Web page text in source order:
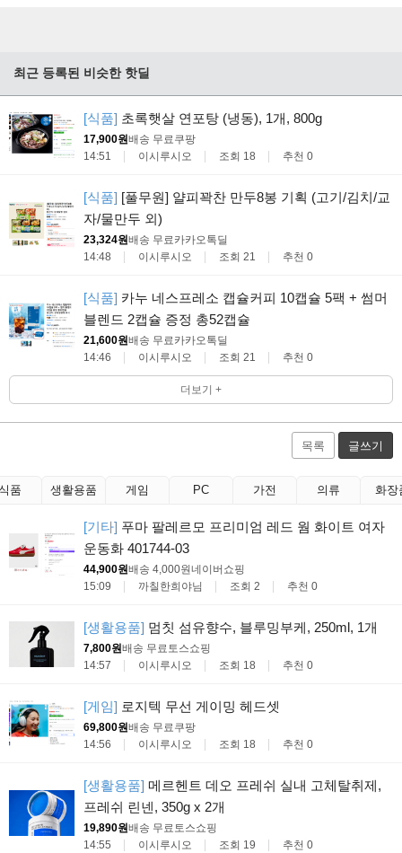
최근 등록된 비슷한 핫딜
[식품] 초록햇살 연포탕 (냉동), 1개, 800g
17,900원배송 무료쿠팡
14:51
이시루시오 조회 18 추천 0
[식품] [풀무원] 얄피꽉찬 만두8봉 기획 (고기/김치/교
자/물만두 외)
23,324원배송 무료카카오톡딜
14:48
이시루시오 조회 21 추천 0
[식품] 카누 네스프레소 캡슐커피 10캡슐 5팩 + 썸머
블렌드 2캡슐 증정 총52캡슐
21,600원배송 무료카카오톡딜
14:46
이시루시오 조회 21 추천 0
더보기 +
목록 글쓰기
품 생활용품 게임 PC 가전 의류 화장
[기타] 푸마 팔레르모 프리미엄 레드 웜 화이트 여자
운동화 401744-03
44,900원배송 4,000원네이버쇼핑
15:09
까칠한희야님 조회 2 추천 0
[생활용품] 멈칫 섬유향수, 블루밍부케, 250ml, 1개
7,800원배송 무료토스쇼핑
14:57
이시루시오 조회 18 추천 0
[게임] 로지텍 무선 게이밍 헤드셋
69,800원배송 무료쿠팡
14:56
이시루시오 조회 18 추천 0
[생활용품] 메르헨트 데오 프레쉬 실내 고체탈취제,
프레쉬 린넨, 350g x 2개
19,890원배송 무료토스쇼핑
14:55
이시루시오 조회 19 추천 0